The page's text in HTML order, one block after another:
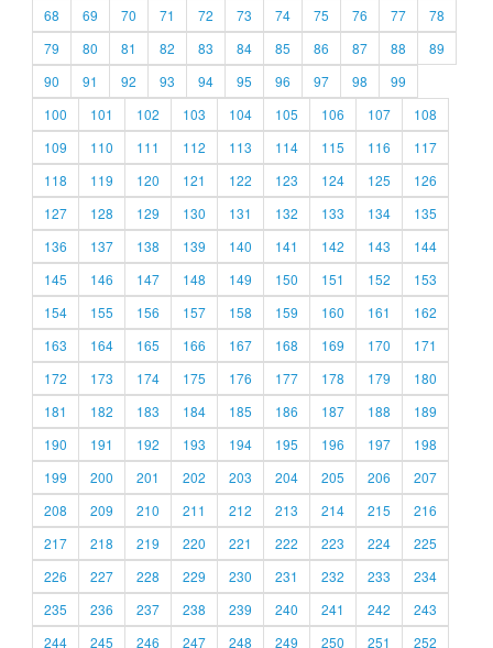
68
69 70 71 72 73 74 75 76 77
78
79
80 81 82 83 84 85 86 87 88
89
90
91 92 93 94 95 96 97 98
99
100
101 102 103 104 105 106 107
108
109
110 111 112 113 114 115 116
117
118
119 120 121 122 123 124 125
126
127
128 129 130 131 132 133 134
135
136
137 138 139 140 141 142 143
144
145
146 147 148 149 150 151 152
153
154
155 156 157 158 159 160 161
162
163
164 165 166 167 168 169 170
171
172
173 174 175 176 177 178 179
180
181
182 183 184 185 186 187 188
189
190
191 192 193 194 195 196 197
198
199
200 201 202 203 204 205 206
207
208
209 210 211 212 213 214 215
216
217
218 219 220 221 222 223 224
225
226
227 228 229 230 231 232 233
234
235
236 237 238 239 240 241 242
243
244
245 246 247 248 249 250 251 252